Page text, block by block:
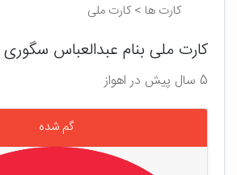
کارت ها > کارت ملی
کارت ملی بنام عبدالعباس سگوری
5 سال پیش در اهواز
گم شده